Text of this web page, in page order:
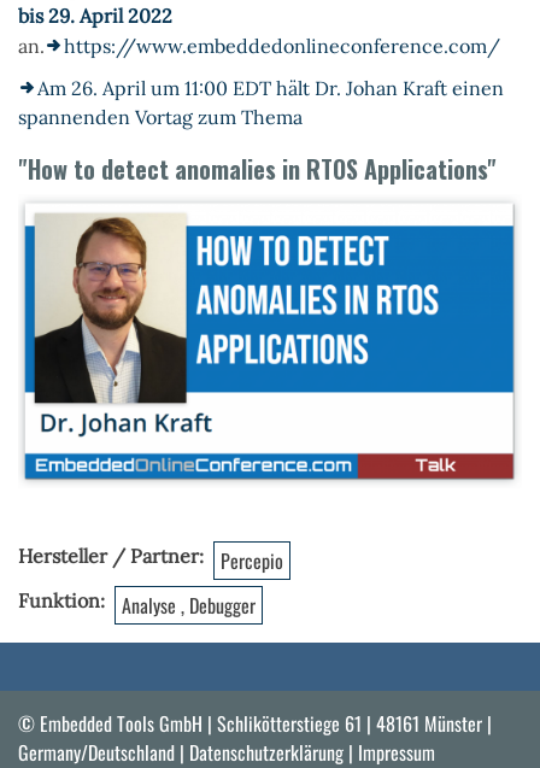
bis 29. April 2022
an.
https://www.embeddedonlineconference.com/
Am 26. April um 11:00 EDT hält Dr. Johan Kraft einen
spannenden Vortag zum Thema
"How to detect anomalies in RTOS Applications"
Hersteller / Partner Percepio
Funktion Analyse , Debugger
© Embedded Tools GmbH | Schlikötterstiege 61 | 48161 Münster |
Germany/Deutschland | Datenschutzerklärung | Impressum